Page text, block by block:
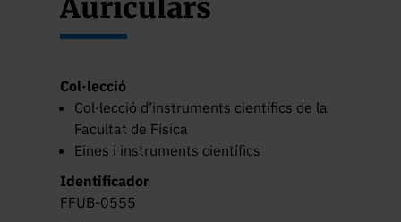
Auriculars
Col·lecció
Col·lecció d’instruments científics de la
Facultat de Física
Eines i instruments científics
Identificador
FFUB-0555